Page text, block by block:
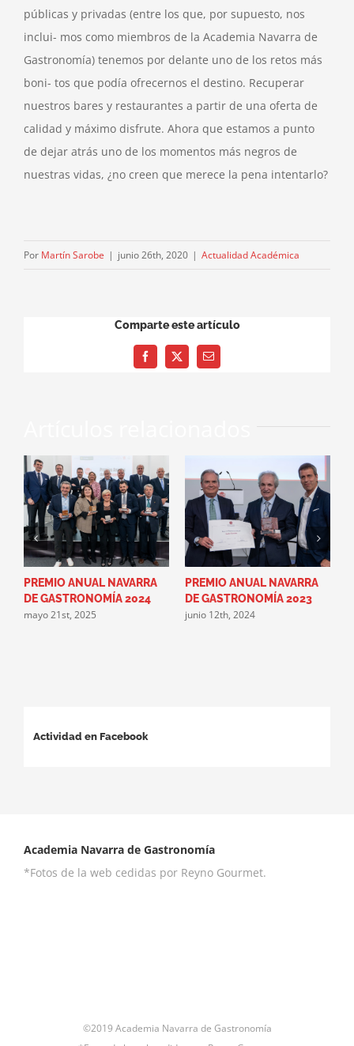
públicas y privadas (entre los que, por supuesto, nos
inclui- mos como miembros de la Academia Navarra de
Gastronomía) tenemos por delante uno de los retos más
boni- tos que podía ofrecernos el destino. Recuperar
nuestros bares y restaurantes a partir de una oferta de
calidad y máximo disfrute. Ahora que estamos a punto
de dejar atrás uno de los momentos más negros de
nuestras vidas, ¿no creen que merece la pena intentarlo?
Por Martín Sarobe | junio 26th, 2020 | Actualidad Académica
Comparte este artículo
Facebook
X
Correo
PREMIO ANUAL NAVARRA
DE GASTRONOMÍA 2024
mayo 21st, 2025
PREMIO ANUAL NAVARRA
DE GASTRONOMÍA 2023
junio 12th, 2024
Actividad en Facebook
Academia Navarra de Gastronomía
*Fotos de la web cedidas por Reyno Gourmet.
©2019 Academia Navarra de Gastronomía